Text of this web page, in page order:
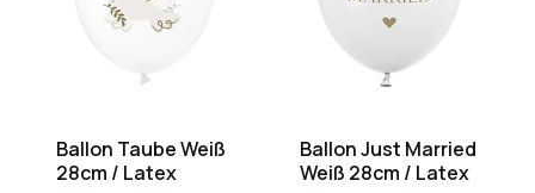
Ballon Taube Weiß
28cm / Latex
Ballon Just Married
Weiß 28cm / Latex